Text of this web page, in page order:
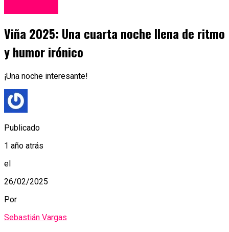
Viña 2025: Una cuarta noche llena de ritmo
y humor irónico
¡Una noche interesante!
Publicado
1 año atrás
el
26/02/2025
Por
Sebastián Vargas